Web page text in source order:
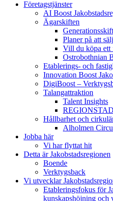
Företagstjänster
AI Boost
Ägarskiften
Planer på att
Vill du köpa ett
Ostrobothnian
Etablerings- och
Innovation Boost
DigiBoost –
Talangattraktion
Talent Insights
Hållbarhet och
Alholmen
Jobba här
Vi har flyttat hit
Detta är Jakobstadsregionen
Boende
Verktygsback
Vi utvecklar
Etableringsfokus för
kunskapshöjning och